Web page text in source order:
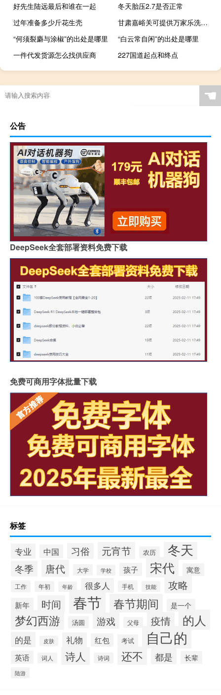
好先生陆远最后和谁在一起
冬天胎压2.7是否正常
过年准备多少斤花生壳
甘肃嘉峪关可提供万家乐洗碗机维修服务地址在哪
“何须裂麝与涂椒”的出处是哪里
“白云常自闲”的出处是哪里
一件代发货源怎么找供应商
227国道起点和终点
☚
公告
DeepSeek全套部署资料免费下载
免费可商用字体批量下载
标签
专业 中国 习俗 元宵节 农历 冬天
冬季 唐代 大学 学校 孩子 宋代 寓意
工作 年初 年龄 很多人 手机 技能 攻略
新年 时间 春节 春节期间 是一个
梦幻西游 汤圆 游戏 父母 疫情 的人
的是 皮肤 礼物 红包 考试 自己的
英语 词人 诗人 诗词 还不 都是 长辈
陆游